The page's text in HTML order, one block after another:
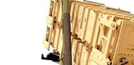
Перший крок до виборів під
0